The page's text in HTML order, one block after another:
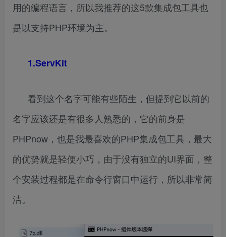
用的编程语言，所以我推荐的这5款集成包工具也
是以支持PHP环境为主。
1.ServKit
看到这个名字可能有些陌生，但提到它以前的
名字应该还是有很多人熟悉的，它的前身是
PHPnow，也是我最喜欢的PHP集成包工具，最大
的优势就是轻便小巧，由于没有独立的UI界面，整
个安装过程都是在命令行窗口中运行，所以非常简
洁。